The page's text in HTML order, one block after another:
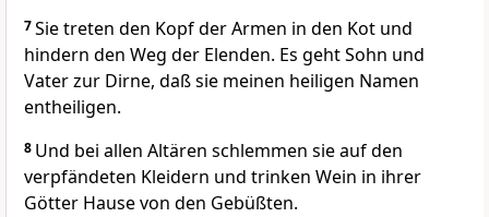
7Sie treten den Kopf der Armen in den Kot und
hindern den Weg der Elenden. Es geht Sohn und
Vater zur Dirne, daß sie meinen heiligen Namen
entheiligen.
8 Und bei allen Altären schlemmen sie auf den
verpfändeten Kleidern und trinken Wein in ihrer
Götter Hause von den Gebüßten.